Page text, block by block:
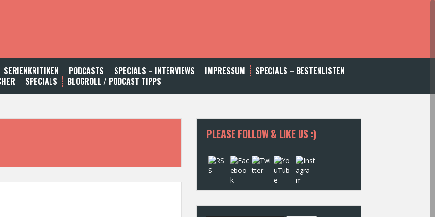
SERIENKRITIKEN PODCASTS SPECIALS – INTERVIEWS IMPRESSUM
SPECIALS – BESTENLISTEN
SPECIALS BLOGROLL / PODCAST TIPPS
PLEASE FOLLOW & LIKE US :)